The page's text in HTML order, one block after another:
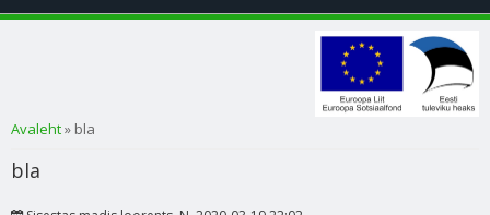
Sa oled siin
Avaleht» bla
bla